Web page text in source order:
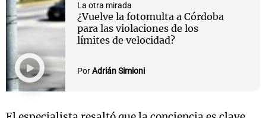
La otra mirada
¿Vuelve la fotomulta a Córdoba
para las violaciones de los
límites de velocidad?
PorAdrián Simioni